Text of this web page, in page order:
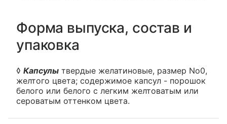
Форма выпуска, состав и
упаковка
◊ Капсулы твердые желатиновые, размер No0,
желтого цвета; содержимое капсул - порошок
белого или белого с легким желтоватым или
сероватым оттенком цвета.